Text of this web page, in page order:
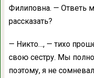
Филиповна. — Ответь
рассказать?
— Никто…, — тихо
свою сестру. Мы
поэтому, я не